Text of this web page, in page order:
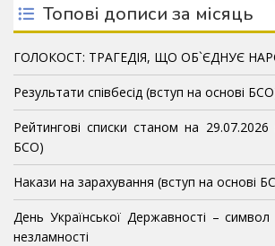
Топові дописи за місяць
ГОЛОКОСТ: ТРАГЕДІЯ, ЩО ОБ`ЄДНУЄ
Результати співбесід (вступ на основі
Рейтингові списки станом на 29.07.2026
БСО)
Накази на зарахування (вступ на основі
День Української Державності – символ
незламності